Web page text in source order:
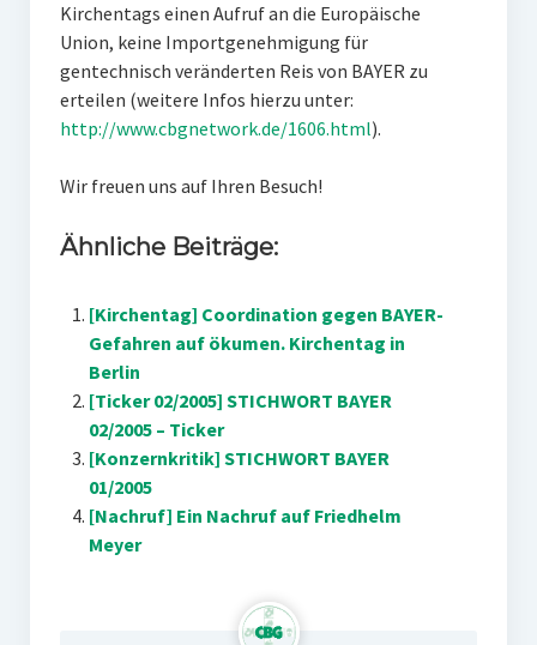
Kirchentags einen Aufruf an die Europäische
Union, keine Importgenehmigung für
gentechnisch veränderten Reis von BAYER zu
erteilen (weitere Infos hierzu unter:
http://www.cbgnetwork.de/1606.html).
Wir freuen uns auf Ihren Besuch!
Ähnliche Beiträge:
[Kirchentag] Coordination gegen BAYER-
Gefahren auf ökumen. Kirchentag in
Berlin
[Ticker 02/2005] STICHWORT BAYER
02/2005 – Ticker
[Konzernkritik] STICHWORT BAYER
01/2005
[Nachruf] Ein Nachruf auf Friedhelm
Meyer